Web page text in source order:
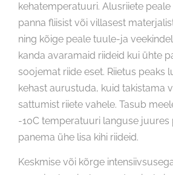
kehatemperatuuri. Alusriiete
panna fliisist või villasest
ning kõige peale tuule-ja
kanda avaramaid riideid kui ühte
soojemat riide eset. Riietus peaks
kehast aurustuda, kuid takistama
sattumist riiete vahele. Tasub
-10C temperatuuri languse juures
panema ühe lisa kihi riideid.
Keskmise või kõrge